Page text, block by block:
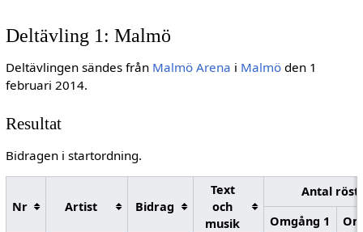
Deltävling 1: Malmö
Deltävlingen sändes från Malmö Arena i Malmöden 1
februari 2014.
Resultat
Bidragen i startordning.
Nr Artist Bidrag
Text
och
musik
Antal
Omgång 1